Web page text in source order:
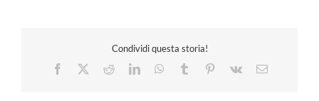
Condividi questa storia!
Facebook
RedditLinkedInWhatsApp
Tumblr Pinterest
Vk Email